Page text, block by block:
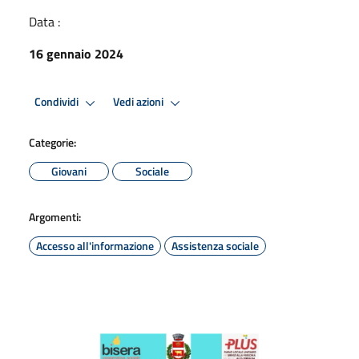
Data :
16 gennaio 2024
Condividi Vedi azioni
Categorie:
Giovani
Sociale
Argomenti:
Accesso all'informazione
Assistenza sociale